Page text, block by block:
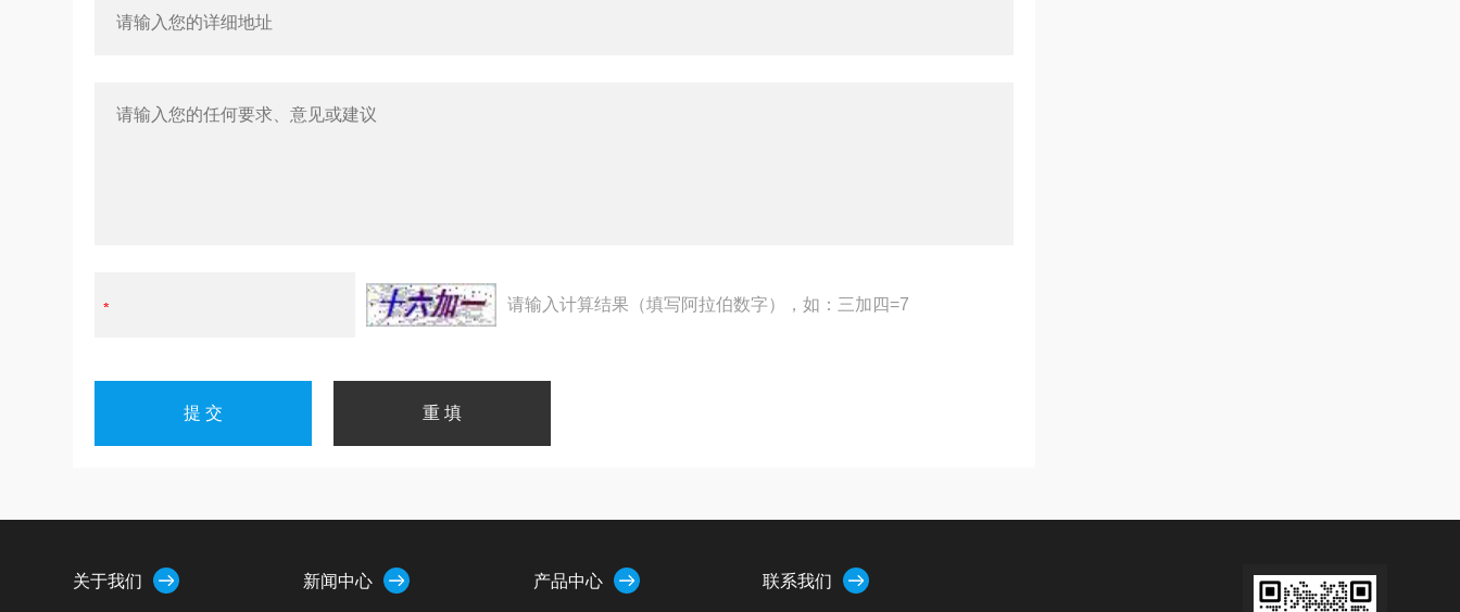
请输入计算结果（填写阿拉伯数字），如：三加四=7
关于我们 新闻中心 产品中心 联系我们